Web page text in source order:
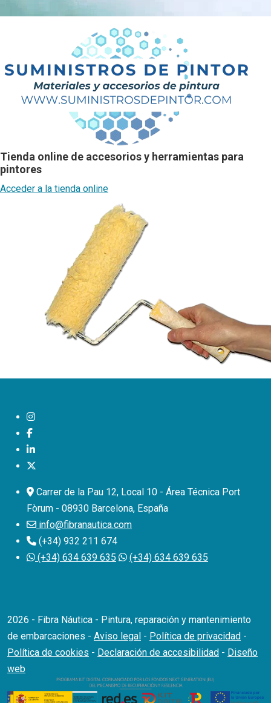
Tienda online de accesorios y herramientas para
pintores
Acceder a la tienda online
Carrer de la Pau 12, Local 10 - Área Técnica Port
Fòrum - 08930 Barcelona, España
info@fibranautica.com
(+34) 932 211 674
(+34) 634 639 635
(+34) 634 639 635
2026 - Fibra Náutica - Pintura, reparación y mantenimiento
de embarcaciones - Aviso legal - Política de privacidad -
Política de cookies - Declaración de accesibilidad - Diseño
web